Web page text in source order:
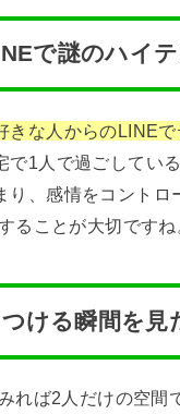
で謎のハイ
きな人からのLINE
で1人で過ごしてい
り、感情をコント
ることが大切ですね
ける瞬間を見
れば2人だけの空